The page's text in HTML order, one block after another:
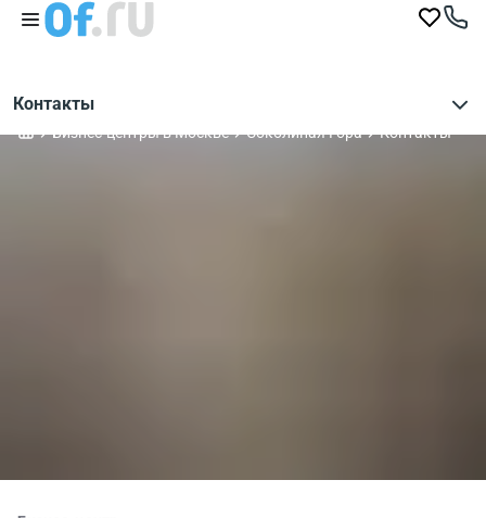
Контакты
Бизнес-центры в Москве Соколиная Гора Контакты